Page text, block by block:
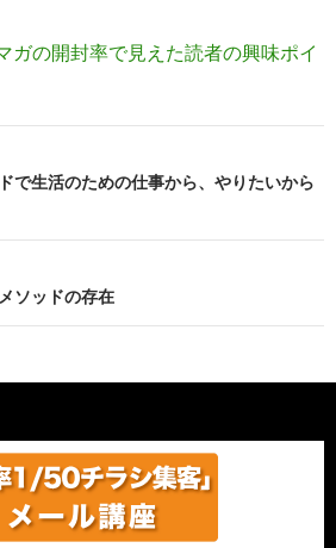
ガの開封率で見えた読者の興味ポイ
で生活のための仕事から、やりたいから
ソッドの存在